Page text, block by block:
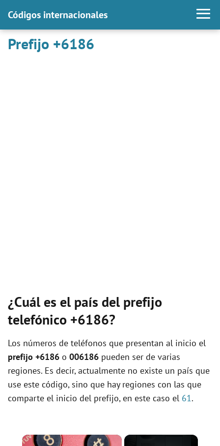
Códigos internacionales
Prefijo +6186
¿Cuál es el país del prefijo
telefónico +6186?
Los números de teléfonos que presentan al inicio el
prefijo +6186 o 006186 pueden ser de varias
regiones. Es decir, actualmente no existe un país que
use este código, sino que hay regiones con las que
comparte el inicio del prefijo, en este caso el 61.
×